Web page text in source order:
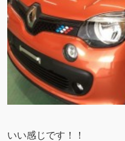
いい感じです！！